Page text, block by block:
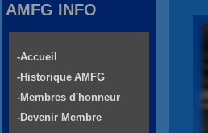
AMFG INFO
-Accueil
-Historique AMFG
-Membres d'honneur
-Devenir Membre